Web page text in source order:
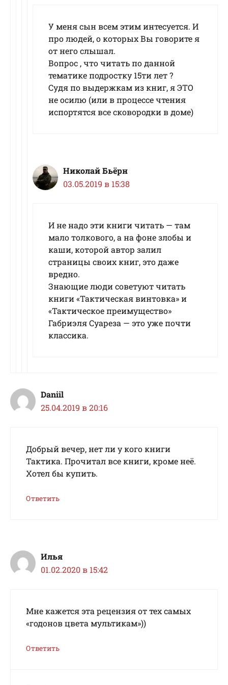
У меня сын всем этим интесуется. И
про людей, о которых Вы говорите я
от него слышал.
Вопрос , что читать по данной
тематике подростку 15ти лет ?
Судя по выдержкам из книг, я ЭТО
не осилю (или в процессе чтения
испортятся все сковородки в доме)
Николай Бьёрн
03.05.2019 в 15:38
И не надо эти книги читать — там
мало толкового, а на фоне злобы и
каши, которой автор залил
страницы своих книг, это даже
вредно.
Знающие люди советуют читать
книги «Тактическая винтовка» и
«Тактическое преимущество»
Габриэля Суареза — это уже почти
классика.
Daniil
25.04.2019 в 20:16
Добрый вечер, нет ли у кого книги
Тактика. Прочитал все книги, кроме неё.
Хотел бы купить.
Ответить
Илья
01.02.2020 в 15:42
Мне кажется эта рецензия от тех самых
«годонов цвета мультикам»))
Ответить